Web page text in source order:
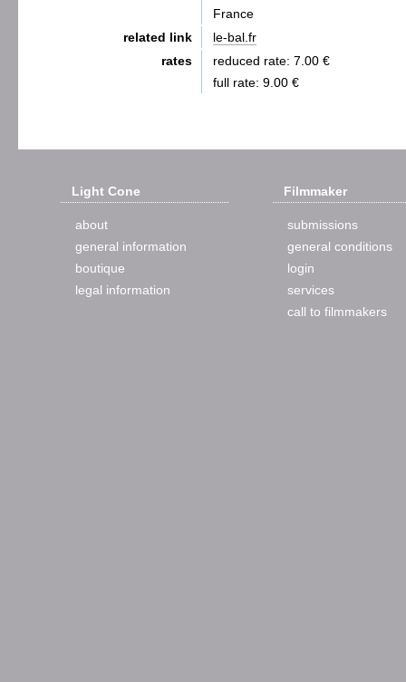
France
related link
le-bal.fr
rates
reduced rate: 7.00 €
full rate: 9.00 €
Light Cone
about
general information
boutique
legal information
Filmmaker
submissions
general conditions
login
services
call to filmmakers